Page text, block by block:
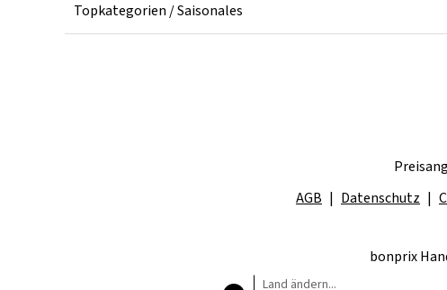
Topkategorien / Saisonales
AGB
Datenschutz
bonprix
Land ändern...